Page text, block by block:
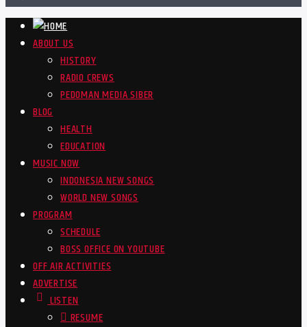
ABOUT US
HISTORY
RADIO CREWS
PEDOMAN MEDIA SIBER
BLOG
HEALTH
EDUCATION
MUSIC NOW
INDONESIA NEW SONGS
WORLD NEW SONGS
PROGRAM
SCHEDULE
BOSS OFFICE ON YOUTUBE
OFF AIR ACTIVITIES
ADVERTISE
LISTEN
RESUME